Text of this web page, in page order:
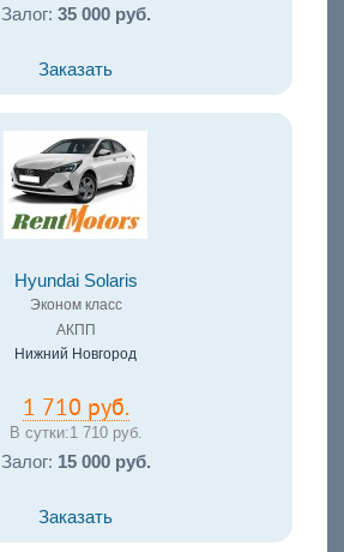
Залог: 35 000 руб.
Заказать
Hyundai Solaris
Эконом класс
АКПП
Нижний Новгород
1 710 руб.
В сутки:1 710 руб.
Залог: 15 000 руб.
Заказать